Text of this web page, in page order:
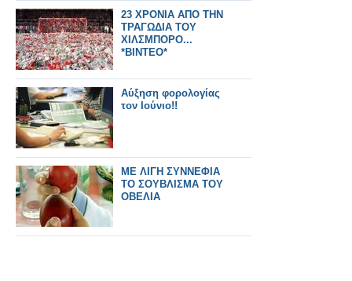
23 ΧΡΟΝΙΑ ΑΠΟ ΤΗΝ
ΤΡΑΓΩΔΙΑ ΤΟΥ
ΧΙΛΣΜΠΟΡΟ...
*ΒΙΝΤΕΟ*
Αύξηση φορολογίας
τον Ιούνιο!!
ΜΕ ΛΙΓΗ ΣΥΝΝΕΦΙΑ
ΤΟ ΣΟΥΒΛΙΣΜΑ ΤΟΥ
ΟΒΕΛΙΑ